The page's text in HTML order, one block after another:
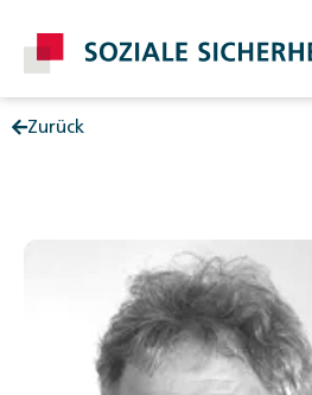
Zurück